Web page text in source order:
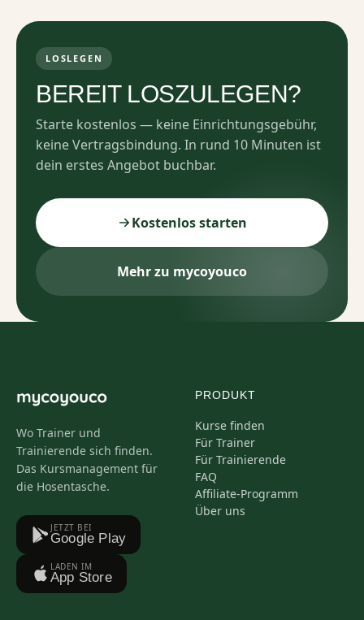
LOSLEGEN
BEREIT LOSZULEGEN?
Starte kostenlos — keine Einrichtungsgebühr,
keine Vertragsbindung. In rund 10 Minuten ist
dein erstes Angebot buchbar.
Kostenlos starten
Mehr zu mycoyouco
Wo Trainer und
Trainierende sich finden.
Das Kursmanagement für
die Hosentasche.
JETZT BEI
Google Play
LADEN IM
App Store
PRODUKT
Kurse finden
Für Trainer
Für Trainierende
FAQ
Affiliate-Programm
Über uns